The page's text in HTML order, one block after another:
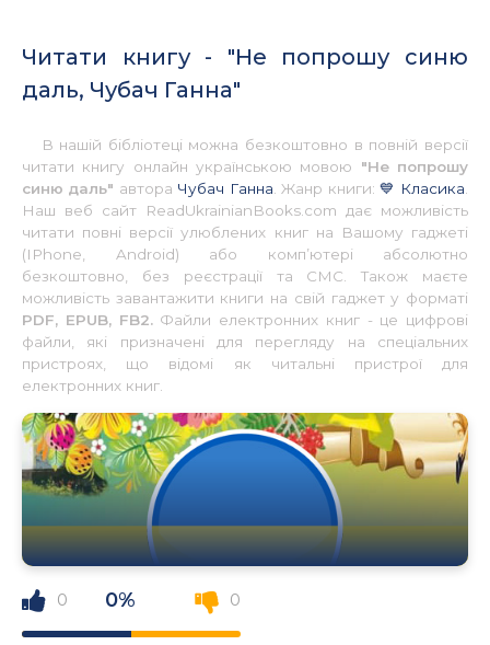
Читати книгу - "Не попрошу синю
даль, Чубач Ганна"
В нашій бібліотеці можна безкоштовно в повній версії
читати книгу онлайн українською мовою "Не попрошу
синю даль" автора Чубач Ганна . Жанр книги:💙 Класика
Наш веб сайт ReadUkrainianBooks.com дає можливість
читати повні версії улюблених книг на Вашому гаджеті
(IPhone, Android) або комп’ютері абсолютно
безкоштовно, без реєстрації та СМС. Також маєте
можливість завантажити книги на свій гаджет у форматі
PDF, EPUB, FB2.Файли електронних книг - це цифрові
файли, які призначені для перегляду на спеціальних
пристроях, що відомі як читальні пристрої для
електронних книг.
0 0% 0